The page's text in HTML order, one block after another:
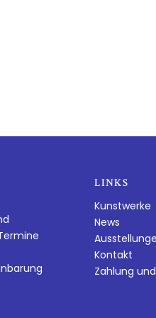
LINKS
Kunstwerke
News
Kontakt
Zahlung